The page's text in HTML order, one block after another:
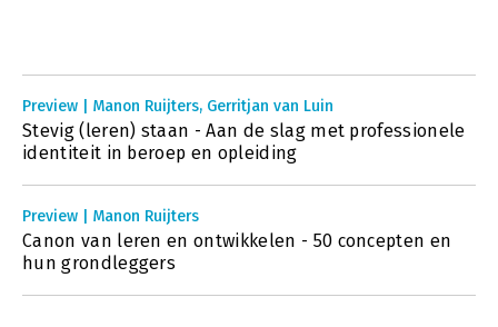
Preview | Manon Ruijters, Gerritjan van Luin
Stevig (leren) staan - Aan de slag met professionele
identiteit in beroep en opleiding
Preview | Manon Ruijters
Canon van leren en ontwikkelen - 50 concepten en
hun grondleggers